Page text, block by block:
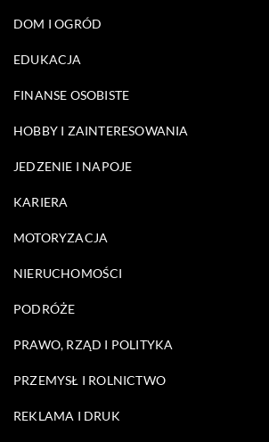
DOM I OGRÓD
EDUKACJA
FINANSE OSOBISTE
HOBBY I ZAINTERESOWANIA
JEDZENIE I NAPOJE
KARIERA
MOTORYZACJA
NIERUCHOMOŚCI
PODRÓŻE
PRAWO, RZĄD I POLITYKA
PRZEMYSŁ I ROLNICTWO
REKLAMA I DRUK